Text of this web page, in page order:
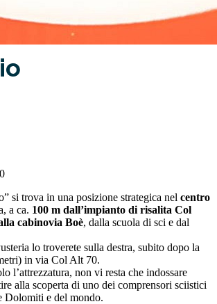
si trova in una posizione strategica nel centro
a ca. 100 m dall’impianto di risalita Col
cabinovia Boè, dalla scuola di sci e dal
lo troverete sulla destra, subito dopo la
in via Col Alt 70.
l’attrezzatura, non vi resta che indossare
alla scoperta di uno dei comprensori sciistici
Dolomiti e del mondo.